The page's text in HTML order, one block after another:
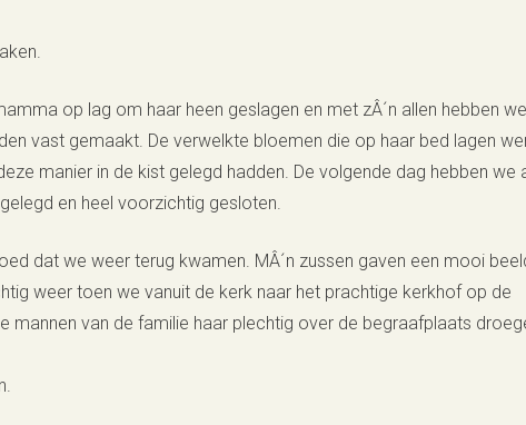
op lag om haar heen geslagen en met zÂ´n allen hebben we
vast gemaakt. De verwelkte bloemen die op haar bed lagen
manier in de kist gelegd hadden. De volgende dag hebben we
en heel voorzichtig gesloten.
dat we weer terug kwamen. MÂ´n zussen gaven een mooi
weer toen we vanuit de kerk naar het prachtige kerkhof op de
van de familie haar plechtig over de begraafplaats